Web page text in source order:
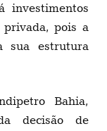
investimentos
pois a
sua estrutura
Bahia,
decisão de